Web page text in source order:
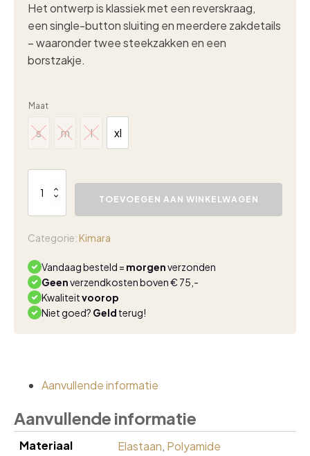
Het ontwerp is klassiek met een reverskraag,
een single-button sluiting en meerdere zakdetails
– waaronder twee steekzakken en een
borstzakje.
Maat
s
s
m
m
l
l
xl
xl
wood
TOEVOEGEN AAN WINKELWAGEN
Categorie: Kimara
Vandaag besteld = morgenverzonden
Geenverzendkosten boven € 75,-
Kwaliteitvoorop
Niet goed? Geld terug!
Aanvullende informatie
Aanvullende informatie
Materiaal Elastaan, Polyamide